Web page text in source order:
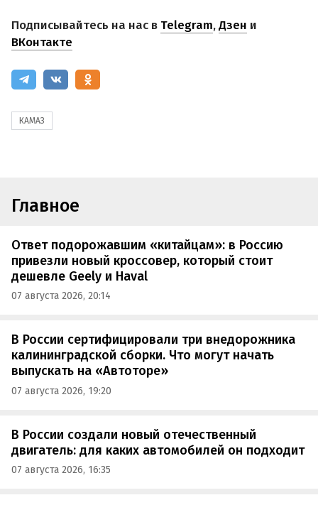
Подписывайтесь на нас в Telegram,Дзен и
ВКонтакте
КАМАЗ
Главное
Ответ подорожавшим «китайцам»: в Россию
привезли новый кроссовер, который стоит
дешевле Geely и Haval
07 августа 2026, 20:14
В России сертифицировали три внедорожника
калининградской сборки. Что могут начать
выпускать на «Автоторе»
07 августа 2026, 19:20
В России создали новый отечественный
двигатель: для каких автомобилей он подходит
07 августа 2026, 16:35